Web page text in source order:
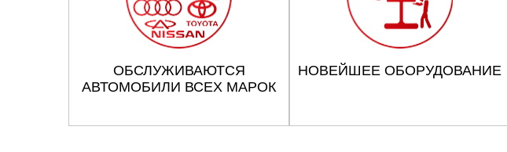
ОБСЛУЖИВАЮТСЯ
АВТОМОБИЛИ ВСЕХ МАРОК
НОВЕЙШЕЕ ОБОРУДОВАНИЕ